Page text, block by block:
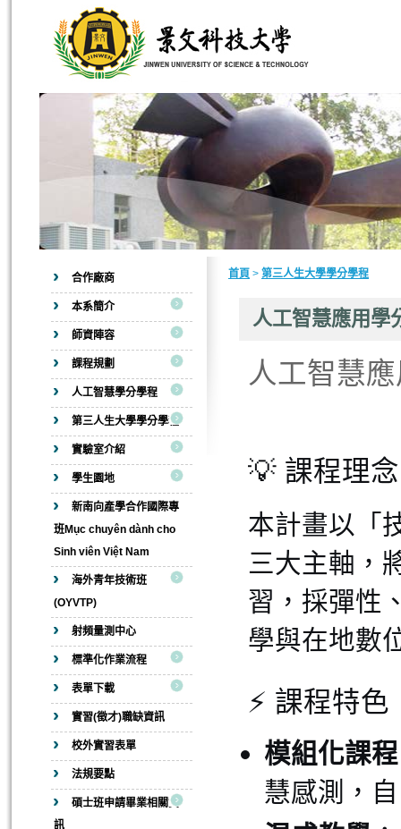
合作廠商
本系簡介
師資陣容
課程規劃
人工智慧學分學程
第三人生大學學分學程
實驗室介紹
學生園地
新南向產學合作國際專
班Mục chuyên dành cho
Sinh viên Việt Nam
海外青年技術班
(OYVTP)
射頻量測中心
標準化作業流程
表單下載
實習(徵才)職缺資訊
校外實習表單
法規要點
碩士班申請畢業相關資
訊
首頁 > 第三人生大學學分學程
人工智慧應用學
人工智慧
💡 課程理念
本計畫以「
三大主軸，
習，採彈性
學與在地數
⚡ 課程特色
模組化課程
慧感測，